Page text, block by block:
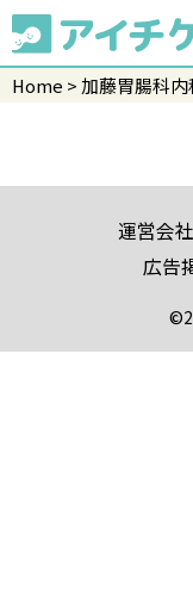
Home 加藤胃腸科
運営会社
広告